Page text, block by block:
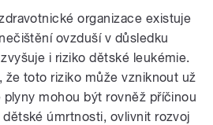
organizace existuje
ovzduší v důsledku
i riziko dětské leukémie.
že toto riziko může vzniknout už
mohou být rovněž příčinou
úmrtnosti, ovlivnit rozvoj